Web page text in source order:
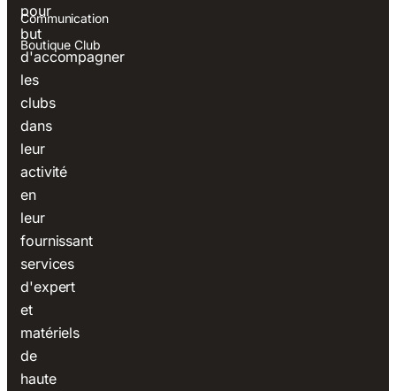
pour
but
d'accompagner
les
clubs
dans
leur
activité
en
leur
fournissant
services
d'expert
et
matériels
de
haute
Communication
Boutique Club